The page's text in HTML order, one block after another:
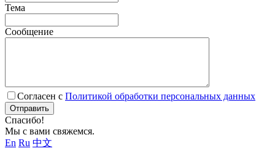
Тема
Сообщение
Согласен с Политикой обработки персональных данных
Отправить
Спасибо!
Мы с вами свяжемся.
En Ru 中文